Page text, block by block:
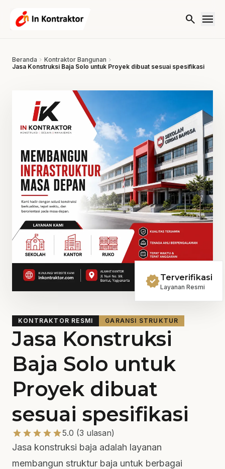
search menu
Beranda chevron_right Kontraktor Bangunan chevron_right
Jasa Konstruksi Baja Solo untuk Proyek dibuat sesuai spesifikasi
verifiedTerverifikasi
Layanan Resmi
KONTRAKTOR RESMI GARANSI STRUKTUR
Jasa Konstruksi
Baja Solo untuk
Proyek dibuat
sesuai spesifikasi
starstarstarstarstar5.0 (3 ulasan)
Jasa konstruksi baja adalah layanan
membangun struktur baja untuk berbagai